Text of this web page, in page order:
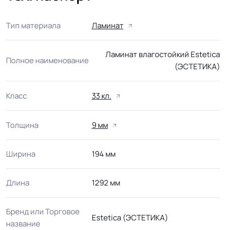
Тип материала Ламинат
Полное наименование
Ламинат влагостойкий Estetica
(ЭСТЕТИКА)
Класс 33 кл.
Толщина 9 мм
Ширина 194 мм
Длина 1292 мм
Бренд или Торговое
название
Estetica (ЭСТЕТИКА)